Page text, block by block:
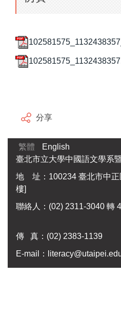
分享
繁體
English
臺北市立大學中國語文學系
地 址：100234 臺北市中正
樓]
聯絡人：(02) 2311-3040 轉
傳 真： (02) 2383-1139
E-mail：